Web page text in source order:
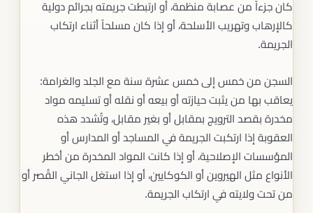
كان جزءاً من عصابة منظمة، أو ارتبطت جريمته بجرائم دولية
كالإرهاب وتهريب الأسلحة، أو إذا كان مسلحاً أثناء ارتكاب
الجريمة.
السجن من خمس إلى خمس عشرة سنة مع الجلد والغرامة:
يعاقب بها من يثبت حيازته أو بيعه أو نقله أو تسليمه مواد
مخدرة بقصد الترويج بمقابل أو بغير مقابل، وتُشدد هذه
العقوبة إذا ارتكبت الجريمة في المساجد أو المدارس أو
المؤسسات الإصلاحية، أو إذا كانت المواد المخدرة من أخطر
الأنواع مثل الهيروين أو الكوكايين، أو إذا استغل الجاني القُصر أو
من تحت ولايته في ارتكاب الجريمة.